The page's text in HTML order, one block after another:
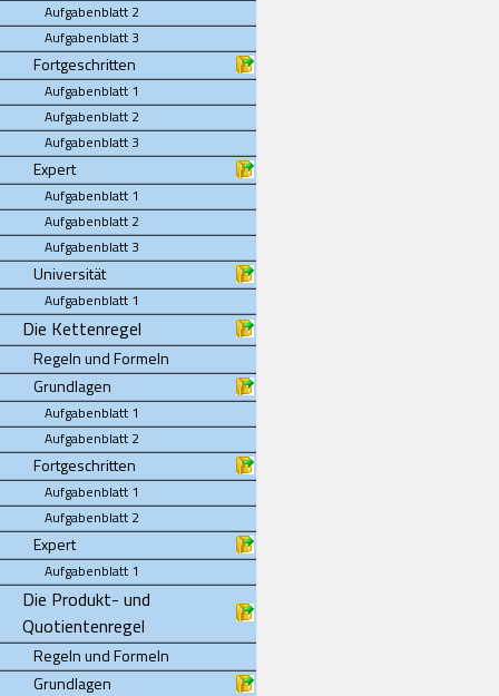
Aufgabenblatt 2
Aufgabenblatt 3
Fortgeschritten
Aufgabenblatt 1
Aufgabenblatt 2
Aufgabenblatt 3
Expert
Aufgabenblatt 1
Aufgabenblatt 2
Aufgabenblatt 3
Universität
Aufgabenblatt 1
Die Kettenregel
Regeln und Formeln
Grundlagen
Aufgabenblatt 1
Aufgabenblatt 2
Fortgeschritten
Aufgabenblatt 1
Aufgabenblatt 2
Expert
Aufgabenblatt 1
Die Produkt- und
Quotientenregel
Regeln und Formeln
Grundlagen